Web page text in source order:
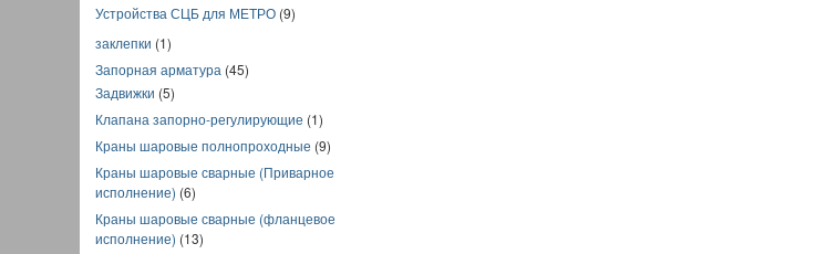
Устройства СЦБ для МЕТРО (9)
заклепки (1)
Запорная арматура (45)
Задвижки (5)
Клапана запорно-регулирующие (1)
Краны шаровые полнопроходные (9)
Краны шаровые сварные (Приварное
исполнение) (6)
Краны шаровые сварные (фланцевое
исполнение) (13)